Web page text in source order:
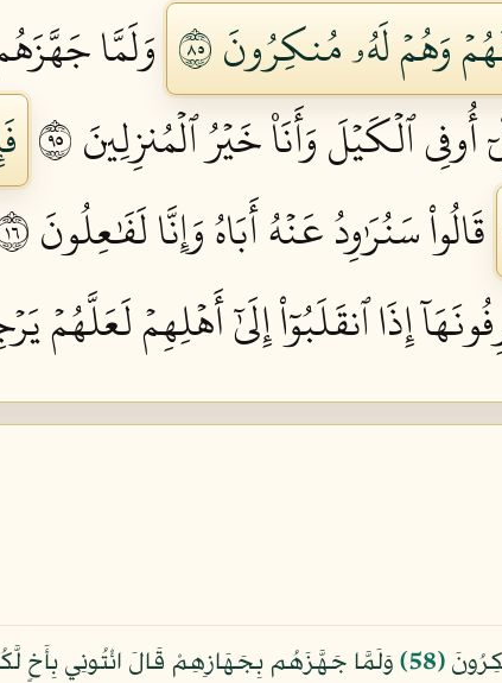
وَهُمۡ لَهُۥ مُنكِرُونَ ٥٨
وَلَمَّا
ٱلۡكَيۡلَ وَأَنَا۠ خَيۡرُ ٱلۡمُنزِلِينَ ٥٩
قَالُواْ سَنُرَٰوِدُ عَنۡهُ أَبَاهُ وَإِنَّا لَفَٰعِلُونَ ٦١
إِذَا ٱنقَلَبُوٓاْ إِلَىٰٓ أَهۡلِهِمۡ لَعَلَّهُمۡ
﴿58﴾
وَلَمَّا جَهَّزَهُم بِجَهَازِهِمْ قَالَ ائْتُونِي بِأَخٍ